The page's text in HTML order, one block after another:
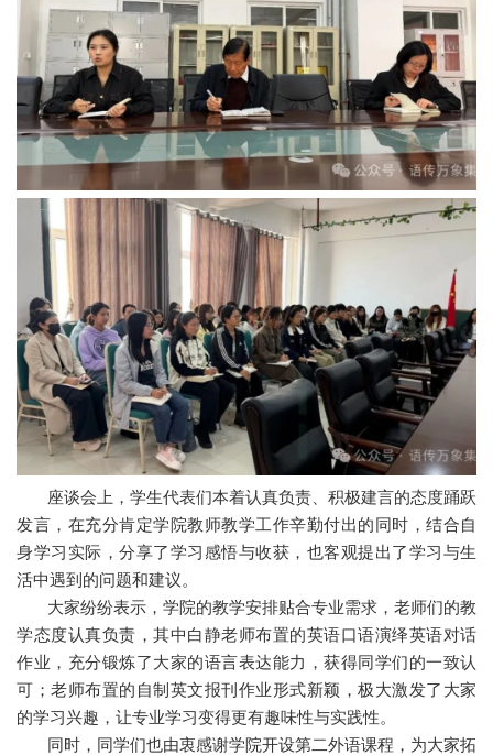
座谈会上，学生代表们本着认真负责、积极建言的态度踊跃
发言，在充分肯定学院教师教学工作辛勤付出的同时，结合自
身学习实际，分享了学习感悟与收获，也客观提出了学习与生
活中遇到的问题和建议。
大家纷纷表示，学院的教学安排贴合专业需求，老师们的教
学态度认真负责，其中白静老师布置的英语口语演绎英语对话
作业，充分锻炼了大家的语言表达能力，获得同学们的一致认
可；老师布置的自制英文报刊作业形式新颖，极大激发了大家
的学习兴趣，让专业学习变得更有趣味性与实践性。
同时，同学们也由衷感谢学院开设第二外语课程，为大家拓